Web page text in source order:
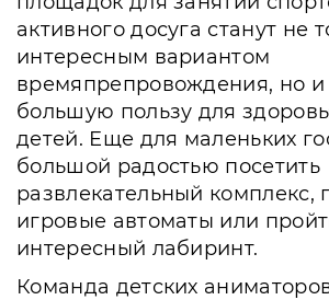
активного досуга станут не
интересным вариантом
времяпрепровождения, но и
большую пользу для
детей. Еще для маленьких
большой радостью посетить
развлекательный комплекс,
игровые автоматы или
интересный лабиринт.
Команда детских